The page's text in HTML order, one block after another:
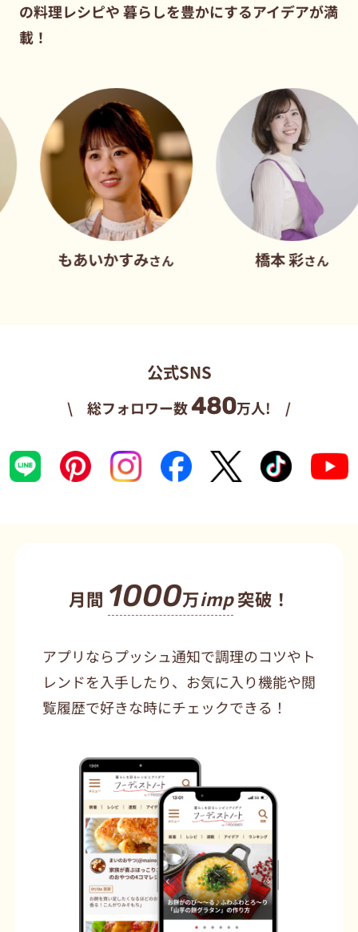
の料理レシピや暮らしを豊かにするアイデアが満
載！
いかすみさん さん
公式SNS
\ 総フォロワー数480万人! /
月間 1000万imp突破！
アプリならプッシュ通知で調理のコツやト
レンドを入手したり、お気に入り機能や閲
覧履歴で好きな時にチェックできる！